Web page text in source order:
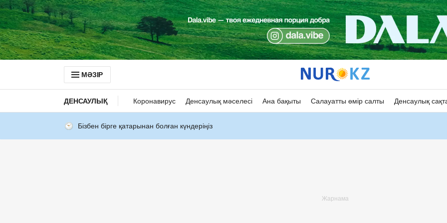
МӘЗІР
ДЕНСАУЛЫҚ Коронавирус Денсаулық мәселесі Ана бақыты Салауатты өмір салты Денсаулық
Бізбен бірге қатарынан болған күндеріңіз